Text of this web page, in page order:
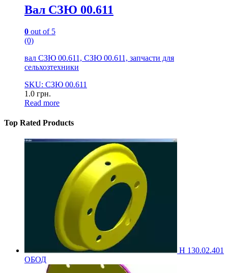
Вал СЗЮ 00.611
0 out of 5
(0)
вал СЗЮ 00.611, СЗЮ 00.611, запчасти для
сельхозтехники
SKU: СЗЮ 00.611
1.0 грн.
Read more
Top Rated Products
Н 130.02.401
ОБОД